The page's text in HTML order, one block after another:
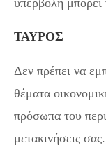
υπερβολή μπορεί
ΤΑΥΡΟΣ
Δεν πρέπει να
θέματα
πρόσωπα του
μετακινήσεις σας.